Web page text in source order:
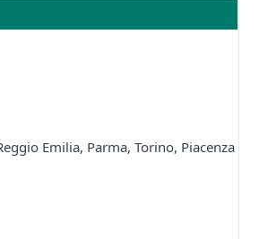
Emilia, Parma, Torino, Piacenza